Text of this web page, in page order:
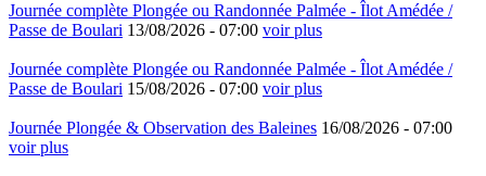
Journée complète Plongée ou Randonnée Palmée - Îlot Amédée /
Passe de Boulari 13/08/2026 - 07:00 voir plus
Journée complète Plongée ou Randonnée Palmée - Îlot Amédée /
Passe de Boulari 15/08/2026 - 07:00 voir plus
Journée Plongée & Observation des Baleines 16/08/2026 - 07:00
voir plus